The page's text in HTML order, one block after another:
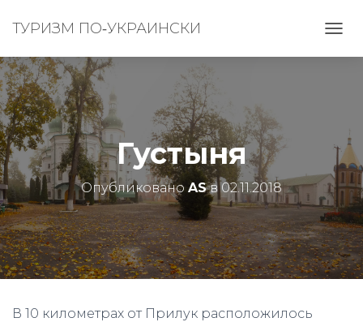
ТУРИЗМ ПО‑УКРАИНСКИ
Е
Ч
И
Т
Ь
Н
А
В
И
Г
Густыня
Опубликовано ASв02.11.2018
В 10 километрах от Прилук расположилось